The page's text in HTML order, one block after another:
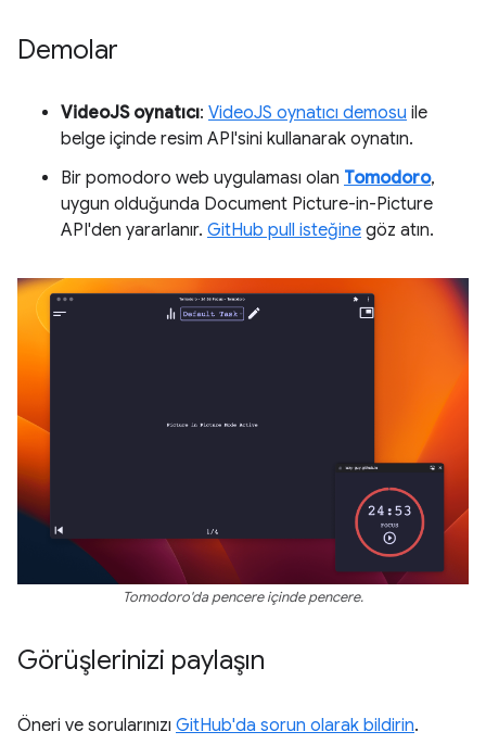
Demolar
VideoJS oynatıcı: VideoJS oynatıcı demosu ile
belge içinde resim API'sini kullanarak oynatın.
Bir pomodoro web uygulaması olan Tomodoro,
uygun olduğunda Document Picture-in-Picture
API'den yararlanır. GitHub pull isteğine göz atın.
Tomodoro'da pencere içinde pencere.
Görüşlerinizi paylaşın
Öneri ve sorularınızı GitHub'da sorun olarak bildirin.